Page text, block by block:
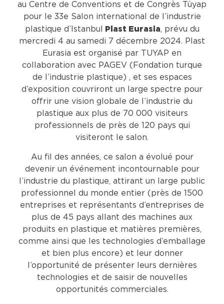
au Centre de Conventions et de Congrès Tüyap
pour le 33e Salon international de l’industrie
plastique d’Istanbul
Plast Eurasia, prévu du
mercredi 4 au samedi 7 décembre 2024. Plast
Eurasia est organisé par TUYAP en
collaboration avec PAGEV (Fondation turque
de l’industrie plastique) , et ses espaces
d’exposition couvriront un large spectre pour
offrir une vision globale de l’industrie du
plastique aux plus de 70 000 visiteurs
professionnels de près de 120 pays qui
visiteront le salon.
Au fil des années, ce salon a évolué pour
devenir un événement incontournable pour
l’industrie du plastique, attirant un large public
professionnel du monde entier (près de 1500
entreprises et représentants d’entreprises de
plus de 45 pays allant des machines aux
produits en plastique et matières premières,
comme ainsi que les technologies d’emballage
et bien plus encore) et leur donner
l’opportunité de présenter leurs dernières
technologies et de saisir de nouvelles
opportunités commerciales.